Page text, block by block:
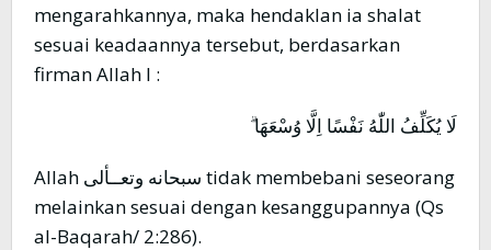
mengarahkannya, maka hendaklan ia shalat
sesuai keadaannya tersebut, berdasarkan
firman Allah l :
لَا يُكَلِّفُ اللّٰهُ نَفْسًا اِلَّا وُسْعَهَا ۗ
Allah سبحانه وتعــألى tidak membebani seseorang
melainkan sesuai dengan kesanggupannya (Qs
al-Baqarah/ 2:286).